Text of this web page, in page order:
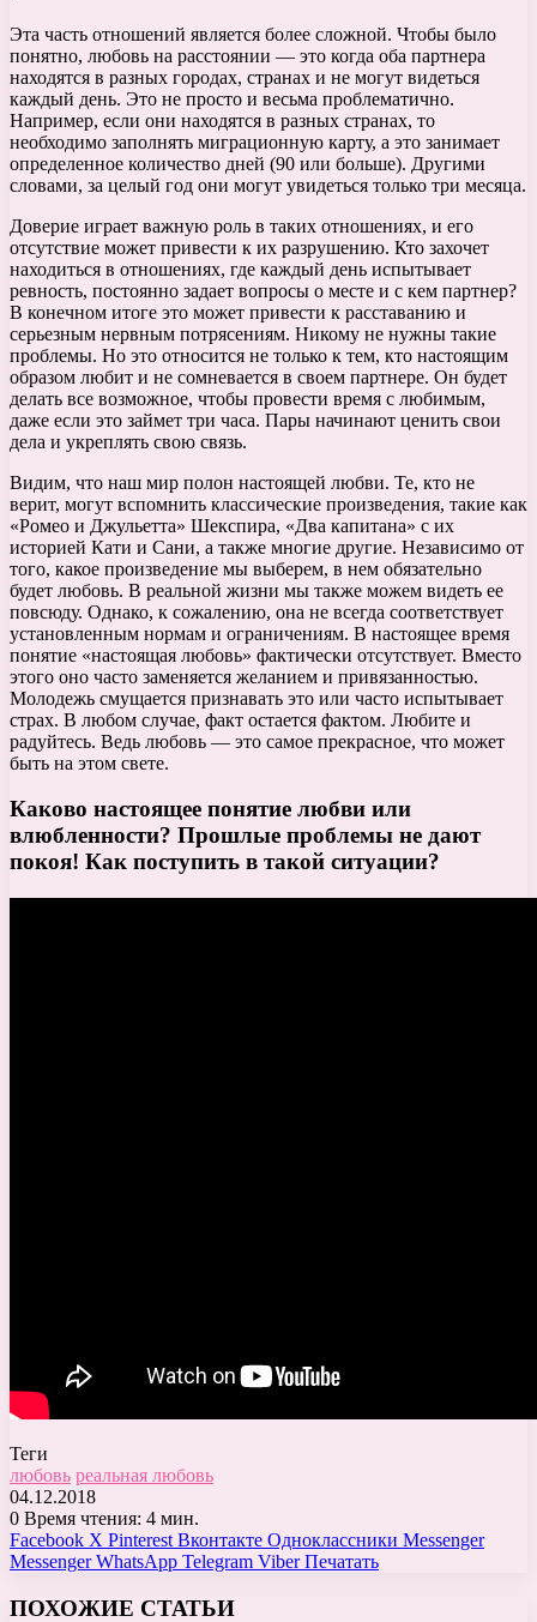
Эта часть отношений является более сложной. Чтобы было
понятно, любовь на расстоянии — это когда оба партнера
находятся в разных городах, странах и не могут видеться
каждый день. Это не просто и весьма проблематично.
Например, если они находятся в разных странах, то
необходимо заполнять миграционную карту, а это занимает
определенное количество дней (90 или больше). Другими
словами, за целый год они могут увидеться только три месяца.
Доверие играет важную роль в таких отношениях, и его
отсутствие может привести к их разрушению. Кто захочет
находиться в отношениях, где каждый день испытывает
ревность, постоянно задает вопросы о месте и с кем партнер?
В конечном итоге это может привести к расставанию и
серьезным нервным потрясениям. Никому не нужны такие
проблемы. Но это относится не только к тем, кто настоящим
образом любит и не сомневается в своем партнере. Он будет
делать все возможное, чтобы провести время с любимым,
даже если это займет три часа. Пары начинают ценить свои
дела и укреплять свою связь.
Видим, что наш мир полон настоящей любви. Те, кто не
верит, могут вспомнить классические произведения, такие как
«Ромео и Джульетта» Шекспира, «Два капитана» с их
историей Кати и Сани, а также многие другие. Независимо от
того, какое произведение мы выберем, в нем обязательно
будет любовь. В реальной жизни мы также можем видеть ее
повсюду. Однако, к сожалению, она не всегда соответствует
установленным нормам и ограничениям. В настоящее время
понятие «настоящая любовь» фактически отсутствует. Вместо
этого оно часто заменяется желанием и привязанностью.
Молодежь смущается признавать это или часто испытывает
страх. В любом случае, факт остается фактом. Любите и
радуйтесь. Ведь любовь — это самое прекрасное, что может
быть на этом свете.
Каково настоящее понятие любви или
влюбленности? Прошлые проблемы не дают
покоя! Как поступить в такой ситуации?
Теги
любовь реальная любовь
04.12.2018
0 Время чтения: 4 мин.
Facebook X Pinterest Вконтакте Одноклассники Messenger
Messenger WhatsApp Telegram Viber Печатать
ПОХОЖИЕ СТАТЬИ